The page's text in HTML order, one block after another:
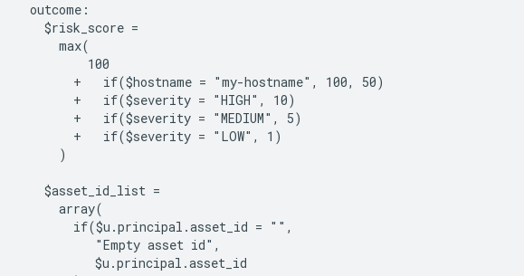
    outcome:
      $risk_score =
        max(
            100
          +   if($hostname = "my-hostname", 100, 50)
          +   if($severity = "HIGH", 10)
          +   if($severity = "MEDIUM", 5)
          +   if($severity = "LOW", 1)
        )
      $asset_id_list =
        array(
          if($u.principal.asset_id = "",
             "Empty asset id",
             $u.principal.asset_id